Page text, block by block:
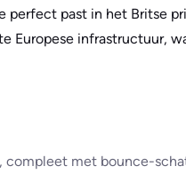
past in het Britse
Europese infrastructuur,
compleet met bounce-